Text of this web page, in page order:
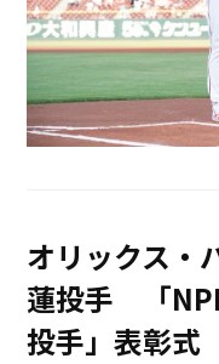
オリックス
蓮投手 「
投手」表彰式